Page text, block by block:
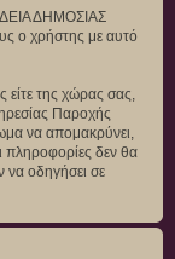
ΔΗΜΟΣΙΑΣ
ο χρήστης με αυτό
της χώρας σας,
Παροχής
να απομακρύνει,
πληροφορίες δεν θα
να οδηγήσει σε